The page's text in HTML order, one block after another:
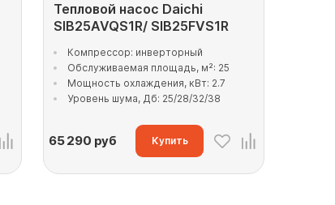
Тепловой насос Daichi
SIB25AVQS1R/ SIB25FVS1R
Компрессор: инверторный
Обслуживаемая площадь, м²: 25
Мощность охлаждения, кВт: 2.7
Уровень шума, Дб: 25/28/32/38
65 290 руб Купить